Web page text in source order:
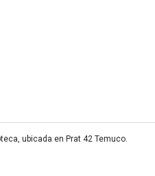
ubicada en Prat 42 Temuco.